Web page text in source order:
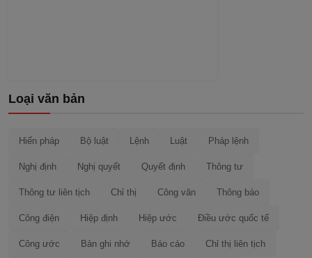
Loại văn bản
Hiến pháp Bộ luật Lệnh Luật Pháp lệnh
Nghị định Nghị quyết Quyết định Thông tư
Thông tư liên tịch Chỉ thị Công văn Thông báo
Công điện Hiệp định Hiệp ước Điều ước quốc tế
Công ước Bản ghi nhớ Báo cáo Chỉ thị liên tịch